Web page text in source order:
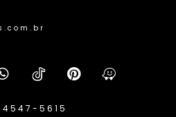
4547-5615